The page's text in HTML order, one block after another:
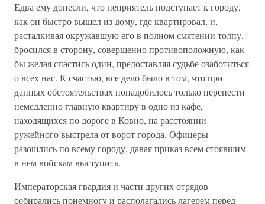
Едва ему донесли, что неприятель подступает к городу,
как он быстро вышел из дому, где квартировал, и,
расталкивая окружавшую его в полном смятении толпу,
бросился в сторону, совершенно противоположную, как
бы желая спастись один, предоставляя судьбе озаботиться
о всех нас. К счастью, все дело было в том, что при
данных обстоятельствах понадобилось только перенести
немедленно главную квартиру в одно из кафе,
находящихся по дороге в Ковно, на расстоянии
ружейного выстрела от ворот города. Офицеры
разошлись по всему городу, давая приказ всем стоявшим
в нем войскам выступить.
Императорская гвардия и части других отрядов
собирались понемногу и располагались лагерем перед